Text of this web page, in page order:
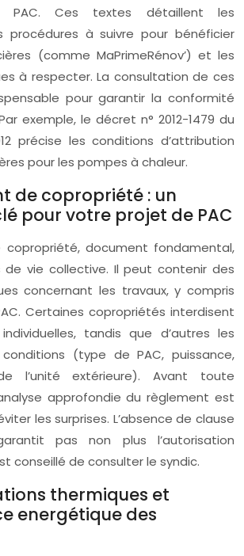
PAC. Ces textes détaillent les
procédures à suivre pour bénéficier
(comme MaPrimeRénov’) et les
à respecter. La consultation de ces
pour garantir la conformité
exemple, le décret n° 2012-1479 du
précise les conditions d’attribution
pour les pompes à chaleur.
de copropriété : un
pour votre projet de PAC
copropriété, document fondamental,
de vie collective. Il peut contenir des
concernant les travaux, y compris
Certaines copropriétés interdisent
tandis que d’autres les
(type de PAC, puissance,
l’unité extérieure). Avant toute
approfondie du règlement est
les surprises. L’absence de clause
pas non plus l’autorisation
conseillé de consulter le syndic.
thermiques et
energétique des